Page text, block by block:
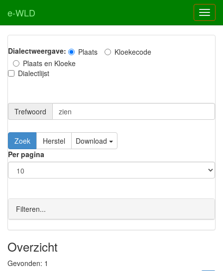
e-WLD
Dialectweergave: Plaats
Kloekecode
Plaats en Kloeke
Dialectlijst
Trefwoord
Download
Per pagina
Filteren...
Overzicht
Gevonden: 1